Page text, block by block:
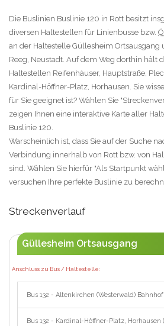
Die Buslinien Buslinie 120 in Rott besitzt
diversen Haltestellen für Linienbusse bzw.
an der Haltestelle Güllesheim
Reeg, Neustadt. Auf dem Weg dorthin hält
Haltestellen Reifenhäuser, Hauptstraße,
Kardinal-Höffner-Platz, Horhausen. Sie
für Sie geeignet ist? Wählen Sie
zeigen Ihnen eine interaktive Karte aller
Buslinie 120.
Warscheinlich ist, dass Sie auf der Suche
Verbindung innerhalb von Rott bzw. von
sind. Wählen Sie hierfür "Als Startpunkt
versuchen Ihre perfekte Buslinie zu
Streckenverlauf
Güllesheim Ortsausgang
Anschluss zu Bus / Haltestelle:
Bus 132 - Altenkirchen (Westerwald) Bahnhof
Bus 132 - Kardinal-Höffner-Platz, Horhausen